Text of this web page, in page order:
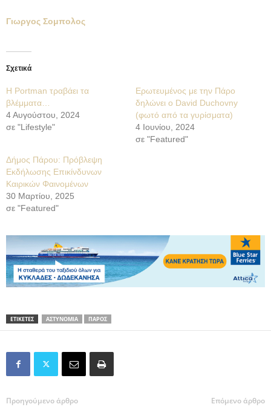
Γιωργος Σομπολος
Σχετικά
H Portman τραβάει τα
βλέμματα…
4 Αυγούστου, 2024
σε "Lifestyle"
Ερωτευμένος με την Πάρο
δηλώνει ο David Duchovny
(φωτό από τα γυρίσματα)
4 Ιουνίου, 2024
σε "Featured"
Δήμος Πάρου: Πρόβλεψη
Εκδήλωσης Επικίνδυνων
Καιρικών Φαινομένων
30 Μαρτίου, 2025
σε "Featured"
ΕΤΙΚΕΤΕΣ ΑΣΤΥΝΟΜΙΑ ΠΑΡΟΣ
Προηγούμενο άρθρο Επόμενο άρθρο